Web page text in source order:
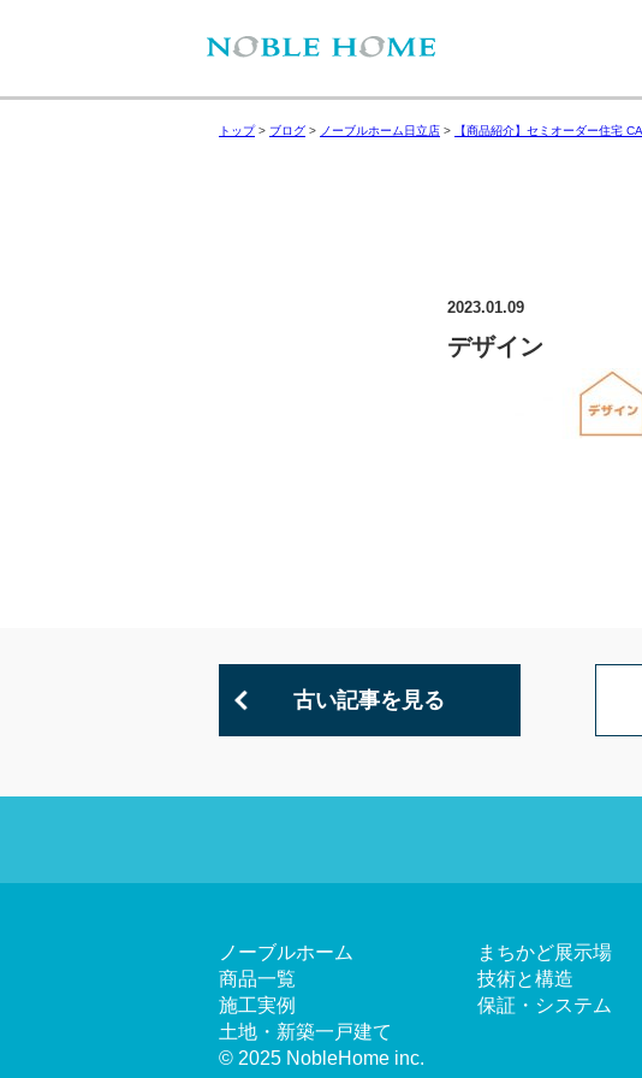
トップ> ブログ > ノーブルホーム日立店 > 【商品紹介】セミオーダー住宅
2023.01.09
デザイン
古い記事を見る
ノーブルホーム
商品一覧
施工実例
土地・新築一戸建て
まちかど展示場
技術と構造
保証・システム
© 2025 NobleHome inc.